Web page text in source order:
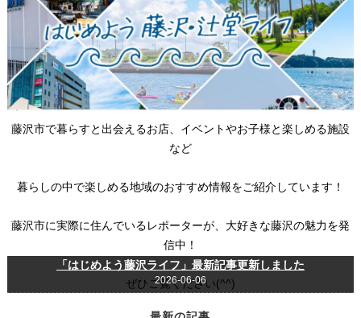
「はじめよう藤沢ライフ」最新記事更新しました
2026-06-06
藤沢市で暮らすと出会えるお店、イベントやお子様と楽しめる施設
など
暮らしの中で楽しめる地域のおすすめ情報をご紹介しています！
藤沢市に実際に住んでいるレポーターが、大好きな藤沢の魅力を発
信中！
ぜひご覧ください(^^)